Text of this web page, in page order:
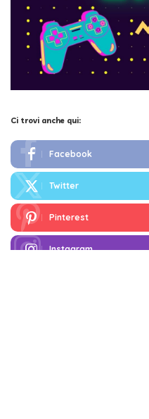
Ci trovi anche qui:
Facebook
Twitter
Pinterest
Instagram